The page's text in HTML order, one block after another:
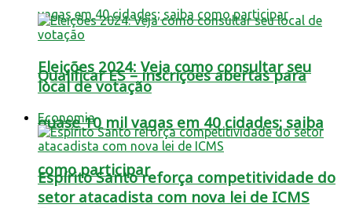
Qualificar ES – inscrições abertas para
quase 10 mil vagas em 40 cidades; saiba
como participar
Eleições 2024: Veja como consultar seu
local de votação
Economia
Espírito Santo reforça competitividade do
setor atacadista com nova lei de ICMS